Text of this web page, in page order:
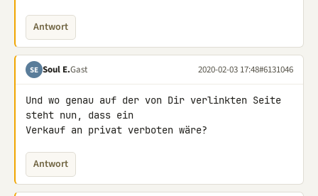
Antwort
SE Soul E.Gast 2020-02-03 17:48#6131046
Und wo genau auf der von Dir verlinkten Seite
steht nun, dass ein
Verkauf an privat verboten wäre?
Antwort